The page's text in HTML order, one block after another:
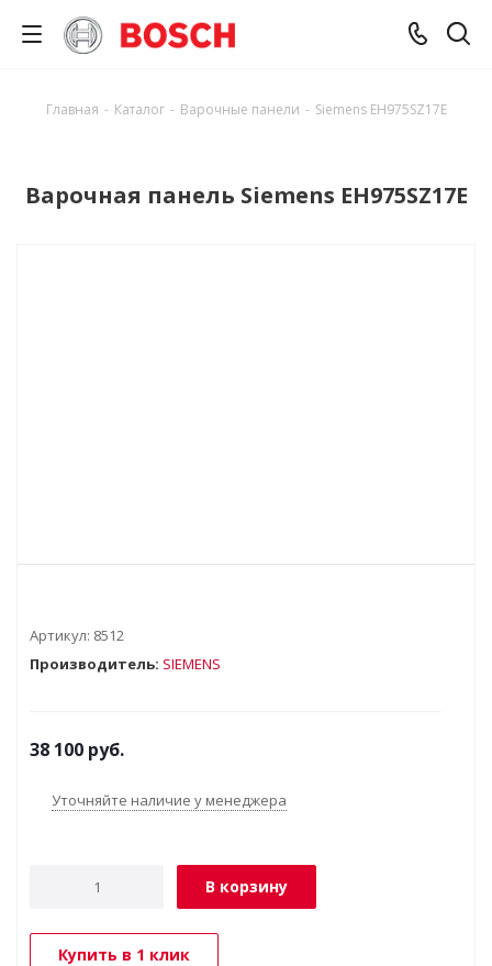
Главная - Каталог - Варочные панели - Siemens EH975SZ17E
Варочная панель Siemens EH975SZ17E
Артикул: 8512
Производитель: SIEMENS
38 100 руб.
Уточняйте наличие у менеджера
В корзину
Купить в 1 клик